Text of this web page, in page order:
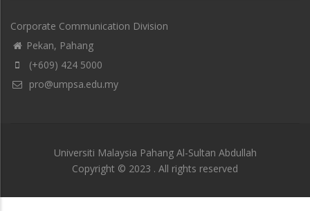
Corporate Communication Division
Pekan, Pahang
(+609) 424 5000
pro@umpsa.edu.my
Universiti Malaysia Pahang Al-Sultan Abdullah
Copyright © 2023 . All rights reserved